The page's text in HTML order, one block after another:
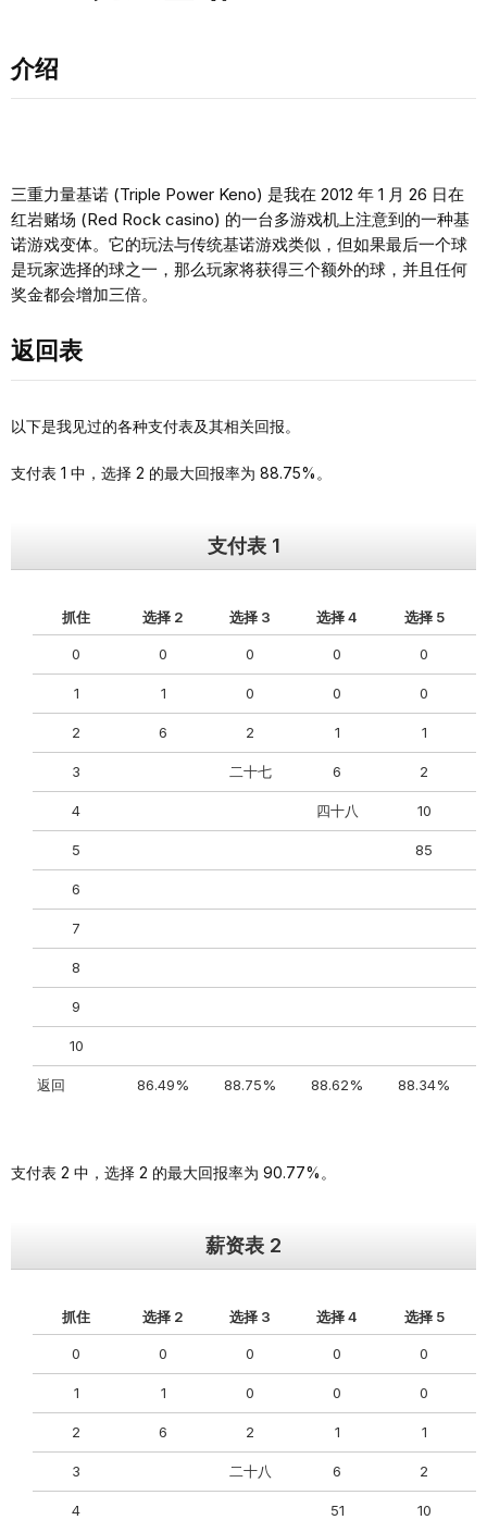
介绍
三重力量基诺 (Triple Power Keno) 是我在 2012 年 1 月 26 日在
红岩赌场 (Red Rock casino) 的一台多游戏机上注意到的一种基
诺游戏变体。它的玩法与传统基诺游戏类似，但如果最后一个球
是玩家选择的球之一，那么玩家将获得三个额外的球，并且任何
奖金都会增加三倍。
返回表
以下是我见过的各种支付表及其相关回报。
支付表 1 中，选择 2 的最大回报率为 88.75%。
支付表 1
抓住 选择 2 选择 3 选择 4 选择 5
0 0 0 0 0
1 1 0 0 0
2 6 2 1 1
3 二十七 6 2
4 四十八 10
5 85
6
7
8
9
10
返回 86.49% 88.75% 88.62% 88.34%
支付表 2 中，选择 2 的最大回报率为 90.77%。
薪资表 2
抓住 选择 2 选择 3 选择 4 选择 5
0 0 0 0 0
1 1 0 0 0
2 6 2 1 1
3 二十八 6 2
4 51 10